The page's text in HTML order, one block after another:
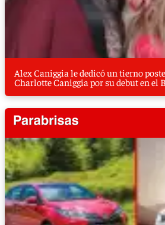
Alex Caniggia le dedicó un tierno
Charlotte Caniggia por su debut en el